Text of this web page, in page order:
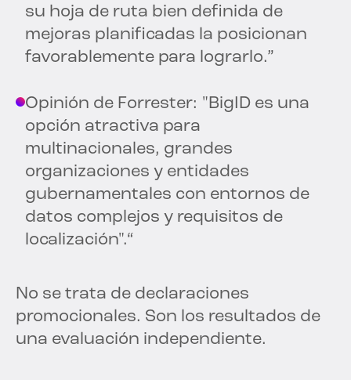
su hoja de ruta bien definida de
mejoras planificadas la posicionan
favorablemente para lograrlo.”
Opinión de Forrester: "BigID es una
opción atractiva para
multinacionales, grandes
organizaciones y entidades
gubernamentales con entornos de
datos complejos y requisitos de
localización".“
No se trata de declaraciones
promocionales. Son los resultados de
una evaluación independiente.